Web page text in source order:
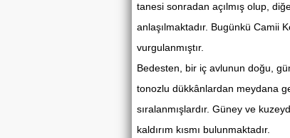
tanesi sonradan açılmış olup,
anlaşılmaktadır. Bugünkü Camii
vurgulanmıştır.
Bedesten, bir iç avlunun doğu,
tonozlu dükkânlardan meydana
sıralanmışlardır. Güney ve
kaldırım kısmı bulunmaktadır.